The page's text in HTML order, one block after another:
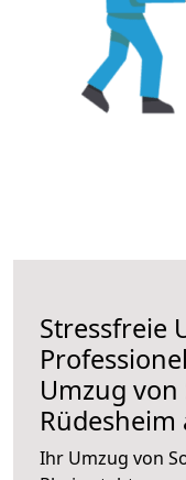
Stressfreie
Umzug
Rüdesheim
Ihr Umzug von